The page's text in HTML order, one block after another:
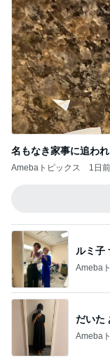
名もなき家事に追わ
Amebaトピックス 1日前
ルミ子
Ameba
だいた
Ameba